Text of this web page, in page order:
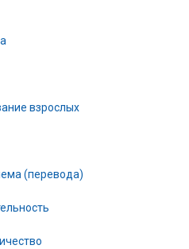
взрослых
(перевода)